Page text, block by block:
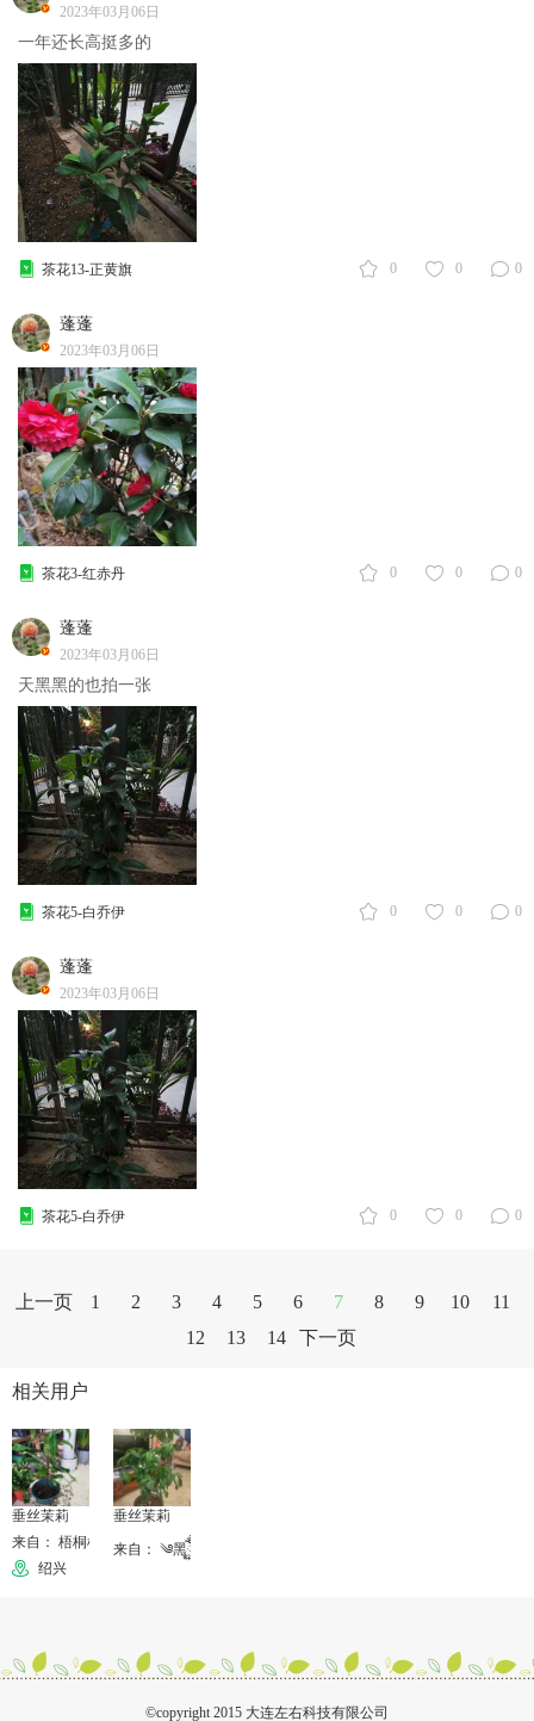
2023年03月06日
一年还长高挺多的
0 0 0
茶花13-正黄旗
蓬蓬
2023年03月06日
0 0 0
茶花3-红赤丹
蓬蓬
2023年03月06日
天黑黑的也拍一张
0 0 0
茶花5-白乔伊
蓬蓬
2023年03月06日
0 0 0
茶花5-白乔伊
上一页 1 2 3 4 5 6 7 8 9 10
11
12
13 14 下一页
相关用户
垂丝茉莉
来自： 梧桐树666186
绍兴
垂丝茉莉
来自： ༄黑ོྂཾ࿆༊࿆土࿆ྂ࿐
©copyright 2015 大连左右科技有限公司